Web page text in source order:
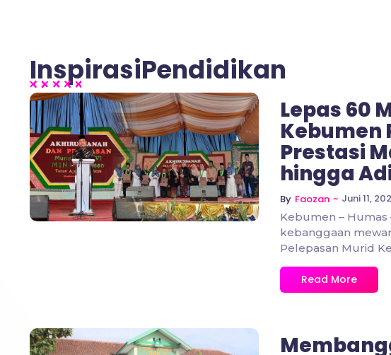
InspirasiPendidikan
No Comments
Lepas 60
Kebumen
Prestasi
hingga
By Faozan ~ Juni 11,
Kebumen – Humas
kebanggaan
Pelepasan Murid
Read More